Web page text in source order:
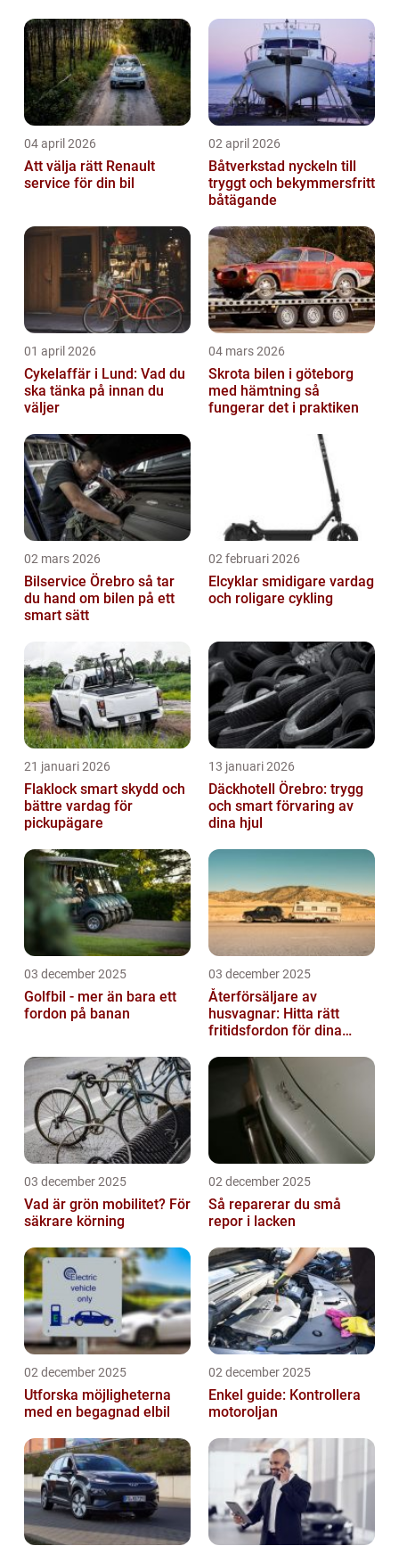
04 april 2026
Att välja rätt Renault
service för din bil
02 april 2026
Båtverkstad nyckeln till
tryggt och bekymmersfritt
båtägande
01 april 2026
Cykelaffär i Lund: Vad du
ska tänka på innan du
väljer
04 mars 2026
Skrota bilen i göteborg
med hämtning så
fungerar det i praktiken
02 mars 2026
Bilservice Örebro så tar
du hand om bilen på ett
smart sätt
02 februari 2026
Elcyklar smidigare vardag
och roligare cykling
21 januari 2026
Flaklock smart skydd och
bättre vardag för
pickupägare
13 januari 2026
Däckhotell Örebro: trygg
och smart förvaring av
dina hjul
03 december 2025
Golfbil - mer än bara ett
fordon på banan
03 december 2025
Återförsäljare av
husvagnar: Hitta rätt
fritidsfordon för dina
03 december 2025
Vad är grön mobilitet? För
säkrare körning
02 december 2025
Så reparerar du små
repor i lacken
02 december 2025
Utforska möjligheterna
med en begagnad elbil
02 december 2025
Enkel guide: Kontrollera
motoroljan